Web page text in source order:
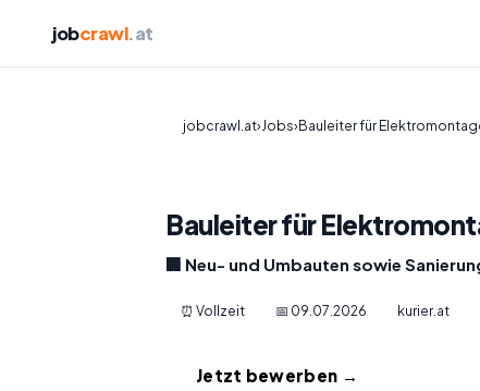
jobcrawl.at
jobcrawl.at›Jobs›Bauleiter für
Bauleiter für
🏢 Neu- und Umbauten sowie
⏰ Vollzeit 📅 09.07.2026 kurier.at
Jetzt bewerben →